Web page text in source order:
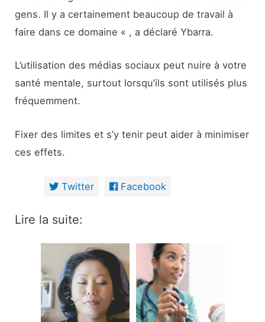
gens. Il y a certainement beaucoup de travail à
faire dans ce domaine « , a déclaré Ybarra.
L’utilisation des médias sociaux peut nuire à votre
santé mentale, surtout lorsqu’ils sont utilisés plus
fréquemment.
Fixer des limites et s’y tenir peut aider à minimiser
ces effets.
Twitter Facebook
Lire la suite: